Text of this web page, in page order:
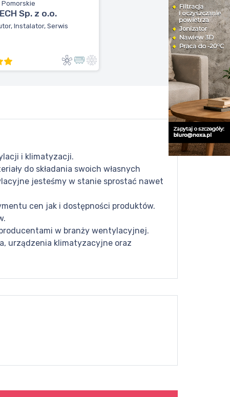
Pomorskie
Sp. z o.o.
Instalator, Serwis
i klimatyzacji.
do składania swoich własnych
jesteśmy w stanie sprostać nawet
cen jak i dostępności produktów.
w branży wentylacyjnej.
urządzenia klimatyzacyjne oraz